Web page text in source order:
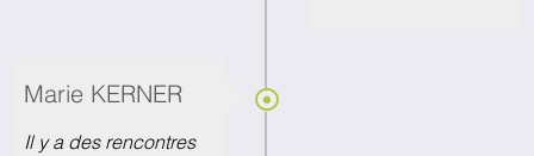
Marie KERNER
Il y a des rencontres